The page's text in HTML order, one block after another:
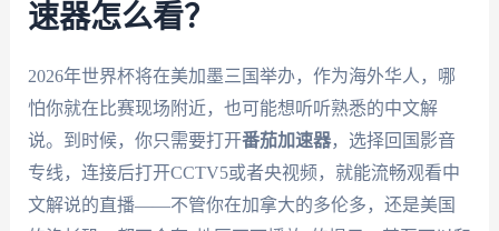
速器怎么看？
2026年世界杯将在美加墨三国举办，作为海外华人，哪
怕你就在比赛现场附近，也可能想听听熟悉的中文解
说。到时候，你只需要打开番茄加速器，选择回国影音
专线，连接后打开CCTV5或者央视频，就能流畅观看中
文解说的直播——不管你在加拿大的多伦多，还是美国